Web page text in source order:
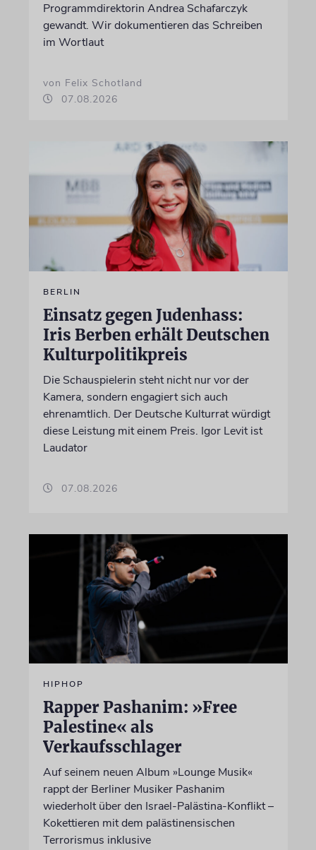
Programmdirektorin Andrea Schafarczyk
gewandt. Wir dokumentieren das Schreiben
im Wortlaut
von Felix Schotland
07.08.2026
BERLIN
Einsatz gegen Judenhass:
Iris Berben erhält Deutschen
Kulturpolitikpreis
Die Schauspielerin steht nicht nur vor der
Kamera, sondern engagiert sich auch
ehrenamtlich. Der Deutsche Kulturrat würdigt
diese Leistung mit einem Preis. Igor Levit ist
Laudator
07.08.2026
HIPHOP
Rapper Pashanim: »Free
Palestine« als
Verkaufsschlager
Auf seinem neuen Album »Lounge Musik«
rappt der Berliner Musiker Pashanim
wiederholt über den Israel-Palästina-Konflikt –
Kokettieren mit dem palästinensischen
Terrorismus inklusive